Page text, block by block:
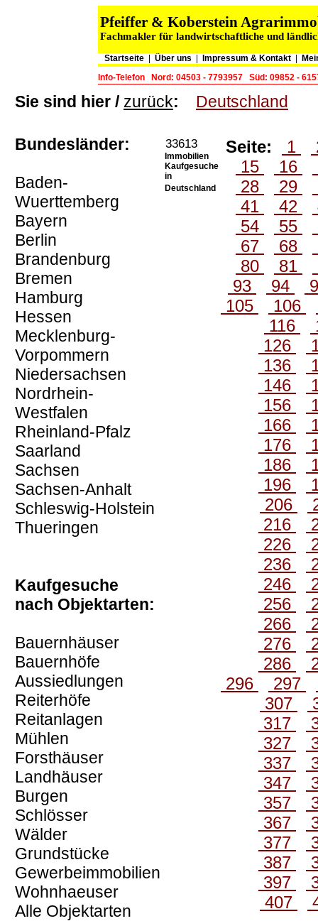
Pfeiffer & Koberstein
Fachmakler für landwirtschaftliche und
Startseite Über uns Impressum & Kontakt
Info-Telefon
Nord: 04503 - 7793957 Süd: 09852 -
Sie sind hier / zurück: Deutschland
Bundesländer:
Baden-
Wuerttemberg
Bayern
Berlin
Brandenburg
Bremen
Hamburg
Hessen
Mecklenburg-
Vorpommern
Niedersachsen
Nordrhein-
Westfalen
Rheinland-Pfalz
Saarland
Sachsen
Sachsen-Anhalt
Schleswig-Holstein
Thueringen
Kaufgesuche
nach Objektarten:
Bauernhäuser
Bauernhöfe
Aussiedlungen
Reiterhöfe
Reitanlagen
Mühlen
Forsthäuser
Landhäuser
Burgen
Schlösser
Wälder
Grundstücke
Gewerbeimmobilien
Wohnhaeuser
Alle Objektarten
33613
Immobilien
Kaufgesuche
in
Deutschland
Seite: 1
15
16
28
29
41
42
54
55
67
68
80
81
93
94
105
106
116
126
136
146
156
166
176
186
196
206
216
226
236
246
256
266
276
286
296
297
307
317
327
337
347
357
367
377
387
397
407